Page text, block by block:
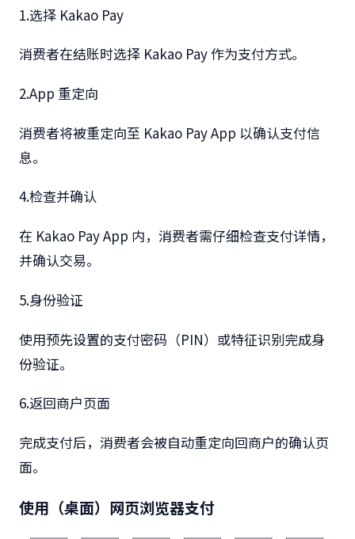
1.选择 Kakao Pay
消费者在结账时选择 Kakao Pay作为支付方式。
2.App 重定向
消费者将被重定向至 Kakao Pay App 以确认支付信
息。
4.检查并确认
在 Kakao Pay App 内，消费者需仔细检查支付详情，
并确认交易。
5.身份验证
使用预先设置的支付密码（PIN）或特征识别完成身
份验证。
6.返回商户页面
完成支付后，消费者会被自动重定向回商户的确认页
面。
使用（桌面）网页浏览器支付